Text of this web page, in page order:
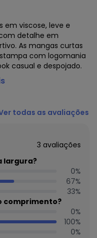
em viscose, leve e
detalhe em
As mangas curtas
com logomania
casual e despojado.
Verde
E COM DE ROUPAS /
Lavagem A Mao -
Em Tambor -Não
todas as avaliações
3 avaliações
largura?
0%
67%
33%
comprimento?
0%
100%
0%